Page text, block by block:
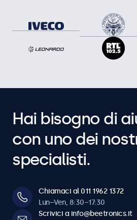
Hai bisogno di
con uno dei
specialisti.
Chiamaci al 011 1962 1372
Lun–Ven, 8:30–17:30
Scrivici a info@beetronics.it